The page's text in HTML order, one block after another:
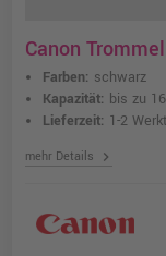
Canon
Farben: schwarz
Kapazität: bis zu
Lieferzeit: 1-2
mehr Details chevron_right